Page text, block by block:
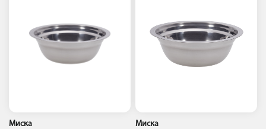
Миска
Миска